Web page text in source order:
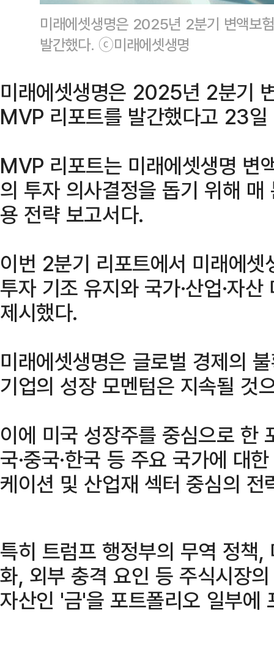
미래에셋생명은 2025년 2분기 변액보
발간했다. ⓒ미래에셋생명
미래에셋생명은 2025년 2분기
MVP 리포트를 발간했다고 23일
MVP 리포트는 미래에셋생명 변
의 투자 의사결정을 돕기 위해
용 전략 보고서다.
이번 2분기 리포트에서 미래에
투자 기조 유지와 국가·산업·자
제시했다.
미래에셋생명은 글로벌 경제의
기업의 성장 모멘텀은 지속될 것
이에 미국 성장주를 중심으로 한
국·중국·한국 등 주요 국가에 대
케이션 및 산업재 섹터 중심의 전
특히 트럼프 행정부의 무역 정책
화, 외부 충격 요인 등 주식시장
자산인 '금'을 포트폴리오 일부에